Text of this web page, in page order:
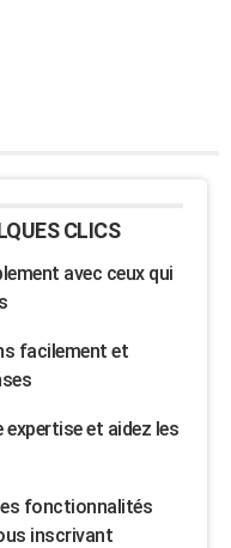
CLICS
avec ceux qui
facilement et
et aidez les
fonctionnalités
inscrivant